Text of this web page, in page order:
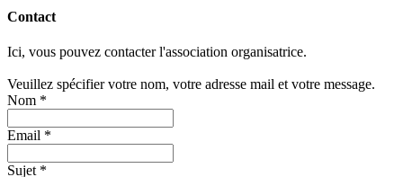
Contact
Ici, vous pouvez contacter l'association organisatrice.
Veuillez spécifier votre nom, votre adresse mail et votre message.
Nom *
Email *
Sujet *